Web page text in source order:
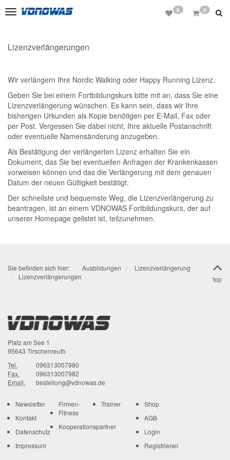
Toggle
0
0
Lizenzverlängerungen
Wir verlängern Ihre Nordic Walking oder Happy Running Lizenz.
Geben Sie bei einem Fortbildungskurs bitte mit an, dass Sie eine
Lizenzverlängerung wünschen. Es kann sein, dass wir Ihre
bisherigen Urkunden als Kopie benötigen per E-Mail, Fax oder
per Post. Vergessen Sie dabei nicht, Ihre aktuelle Postanschrift
oder eventuelle Namensänderung anzugeben.
Als Bestätigung der verlängerten Lizenz erhalten Sie ein
Dokument, das Sie bei eventuellen Anfragen der Krankenkassen
vorweisen können und das die Verlängerung mit dem genauen
Datum der neuen Gültigkeit bestätigt.
Der schnellste und bequemste Weg, die Lizenzverlängerung zu
beantragen, ist an einem VDNOWAS Fortbildungskurs, der auf
unserer Homepage gelistet ist, teilzunehmen.
top
Sie befinden sich hier: Ausbildungen
Lizenzverlängerung
Lizenzverlängerungen
Platz am See 1
95643 Tirschenreuth
Tel.
096313007980
Fax.
096313007982
Email.
bestellung@vdnowas.de
Newsletter
Kontakt
Datenschutz
Impressum
Firmen-
Fitness
Kooperationspartner
Trainer
Shop
AGB
Login
Registrieren